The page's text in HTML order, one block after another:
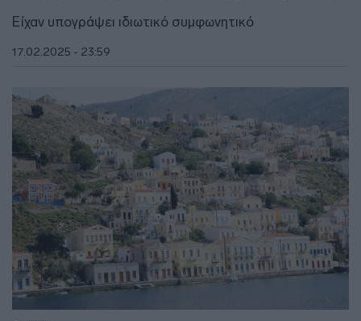
Είχαν υπογράψει ιδιωτικό συμφωνητικό
17.02.2025 - 23:59